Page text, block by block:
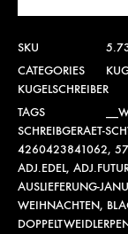
SKU
CATEGORIES
KUGELSCHREIBER
TAGS
SCHREIBGERAET-
4260423841062,
ADJ.EDEL,
AUSLIEFERUNG-
WEIHNACHTEN,